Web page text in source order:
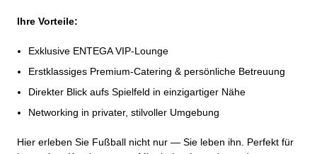
Ihre Vorteile:
Exklusive ENTEGA VIP-Lounge
Erstklassiges Premium-Catering & persönliche Betreuung
Direkter Blick aufs Spielfeld in einzigartiger Nähe
Networking in privater, stilvoller Umgebung
Hier erleben Sie Fußball nicht nur — Sie leben ihn. Perfekt für